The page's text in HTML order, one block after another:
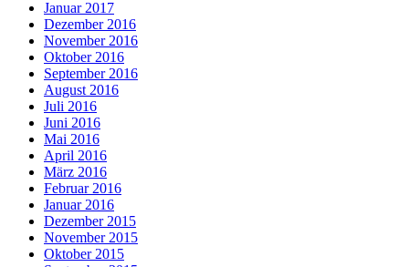
Januar 2017
Dezember 2016
November 2016
Oktober 2016
September 2016
August 2016
Juli 2016
Juni 2016
Mai 2016
April 2016
März 2016
Februar 2016
Januar 2016
Dezember 2015
November 2015
Oktober 2015